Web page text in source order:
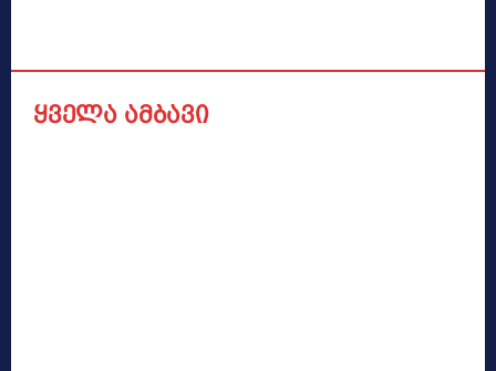
ყველა ამბავი